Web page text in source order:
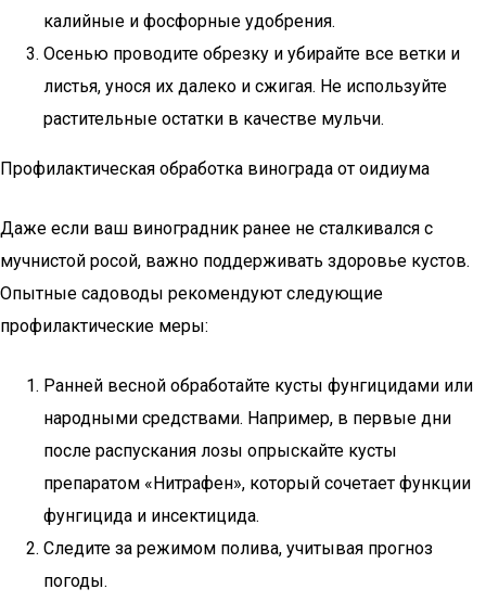
калийные и фосфорные удобрения.
Осенью проводите обрезку и убирайте все ветки и
листья, унося их далеко и сжигая. Не используйте
растительные остатки в качестве мульчи.
Профилактическая обработка винограда от оидиума
Даже если ваш виноградник ранее не сталкивался с
мучнистой росой, важно поддерживать здоровье кустов.
Опытные садоводы рекомендуют следующие
профилактические меры:
Ранней весной обработайте кусты фунгицидами или
народными средствами. Например, в первые дни
после распускания лозы опрыскайте кусты
препаратом «Нитрафен», который сочетает функции
фунгицида и инсектицида.
Следите за режимом полива, учитывая прогноз
погоды.